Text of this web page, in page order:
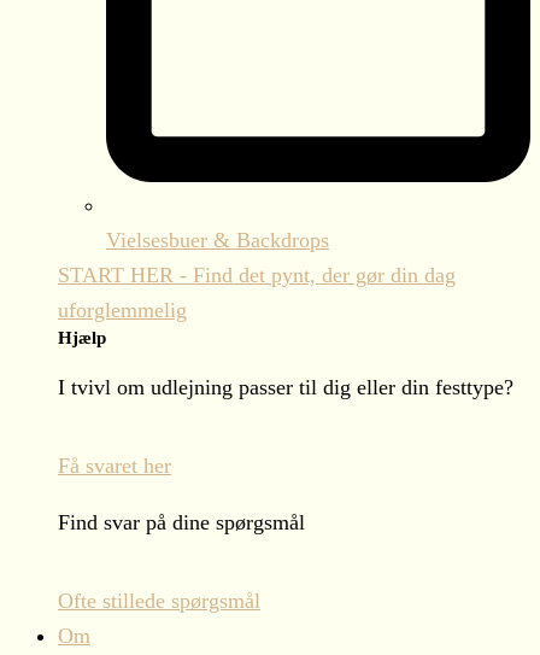
Vielsesbuer & Backdrops
START HER - Find det pynt, der gør din dag
uforglemmelig
Hjælp
I tvivl om udlejning passer til dig eller din festtype?
Få svaret her
Find svar på dine spørgsmål
Ofte stillede spørgsmål
Om